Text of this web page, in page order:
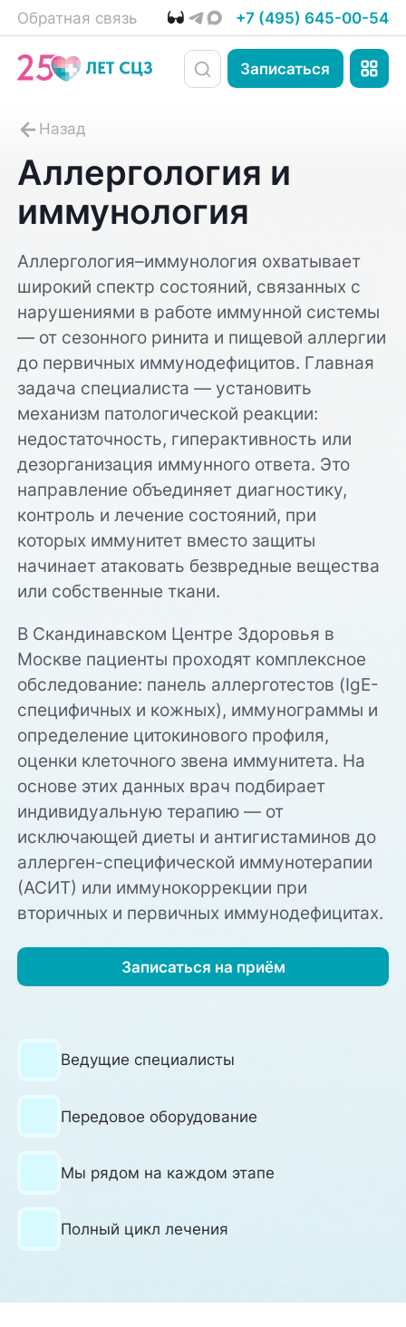
Обратная связь +7 (495) 645-00-54
Записаться
Аллергология и
иммунология
Аллергология–иммунология охватывает
широкий спектр состояний, связанных с
нарушениями в работе иммунной системы
— от сезонного ринита и пищевой аллергии
до первичных иммунодефицитов. Главная
задача специалиста — установить
механизм патологической реакции:
недостаточность, гиперактивность или
дезорганизация иммунного ответа. Это
направление объединяет диагностику,
контроль и лечение состояний, при
которых иммунитет вместо защиты
начинает атаковать безвредные вещества
или собственные ткани.
В Скандинавском Центре Здоровья в
Москве пациенты проходят комплексное
обследование: панель аллерготестов (IgE-
специфичных и кожных), иммунограммы и
определение цитокинового профиля,
оценки клеточного звена иммунитета. На
основе этих данных врач подбирает
индивидуальную терапию — от
исключающей диеты и антигистаминов до
аллерген-специфической иммунотерапии
(АСИТ) или иммунокоррекции при
вторичных и первичных иммунодефицитах.
Записаться на приём
Ведущие специалисты
Передовое оборудование
Мы рядом на каждом этапе
Полный цикл лечения